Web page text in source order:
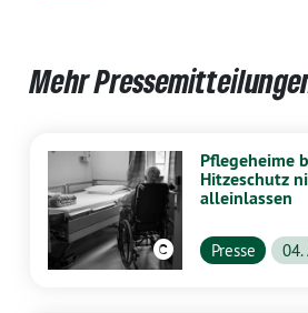
Mehr
Pflegeheime
Hitzeschutz
alleinlassen
Presse 04.